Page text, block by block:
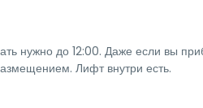
нужно до 12:00. Даже если вы
Лифт внутри есть.